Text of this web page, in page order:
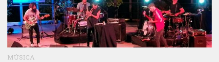
MÚSICA